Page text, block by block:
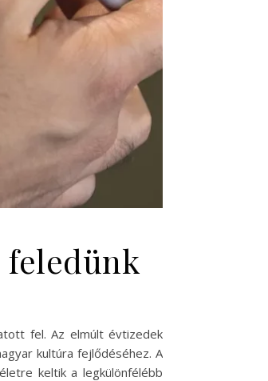
feledünk
fel. Az elmúlt évtizedek
kultúra fejlődéséhez. A
keltik a legkülönfélébb